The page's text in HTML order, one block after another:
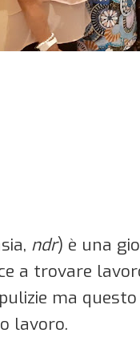
ndr) è una
a trovare
ma
lavoro.